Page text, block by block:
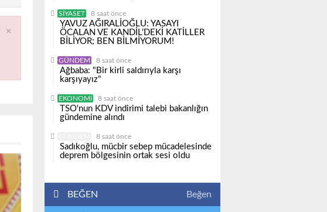
×
SIYASET 8 saat önce
YAVUZ AĞIRALİOĞLU: YASAYI
ÖCALAN VE KANDİL’DEKİ KATİLLER
BİLİYOR; BEN BİLMİYORUM!
GÜNDEM 8 saat önce
Ağbaba: "Bir kirli saldırıyla karşı
karşıyayız"
EKONOMI 8 saat önce
TSO'nun KDV indirimi talebi bakanlığın
gündemine alındı
8 saat önce
Sadıkoğlu, mücbir sebep mücadelesinde
deprem bölgesinin ortak sesi oldu
BEĞEN Beğen